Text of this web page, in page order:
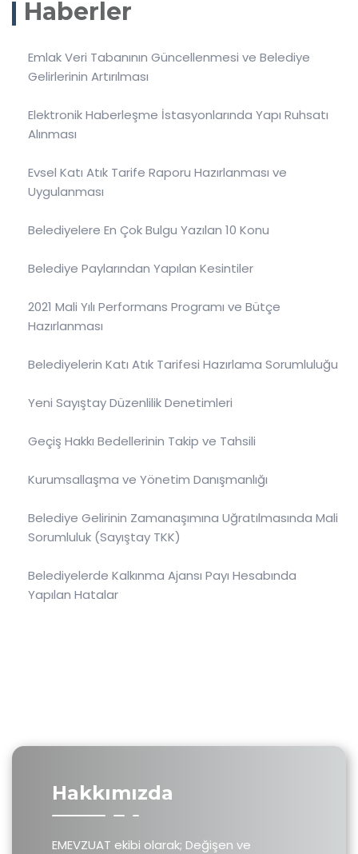
Haberler
Emlak Veri Tabanının Güncellenmesi ve Belediye
Gelirlerinin Artırılması
Elektronik Haberleşme İstasyonlarında Yapı Ruhsatı
Alınması
Evsel Katı Atık Tarife Raporu Hazırlanması ve
Uygulanması
Belediyelere En Çok Bulgu Yazılan 10 Konu
Belediye Paylarından Yapılan Kesintiler
2021 Mali Yılı Performans Programı ve Bütçe
Hazırlanması
Belediyelerin Katı Atık Tarifesi Hazırlama Sorumluluğu
Yeni Sayıştay Düzenlilik Denetimleri
Geçiş Hakkı Bedellerinin Takip ve Tahsili
Kurumsallaşma ve Yönetim Danışmanlığı
Belediye Gelirinin Zamanaşımına Uğratılmasında Mali
Sorumluluk (Sayıştay TKK)
Belediyelerde Kalkınma Ajansı Payı Hesabında
Yapılan Hatalar
Hakkımızda
EMEVZUAT ekibi olarak; Değişen ve